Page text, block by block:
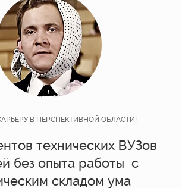
В ПЕРСПЕКТИВНОЙ ОБЛАСТИ!
технических ВУЗов
без опыта работы с
складом ума